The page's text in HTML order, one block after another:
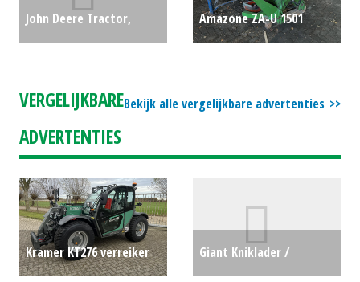
John Deere Tractor,
Amazone ZA-U 1501
Bekijk alle vergelijkbare advertenties
VERGELIJKBARE
ADVERTENTIES
Kramer KT276 verreiker
Giant Kniklader /